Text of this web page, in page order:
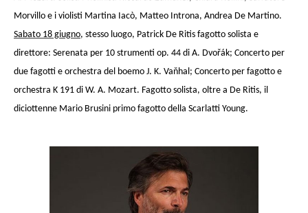
Morvillo e i violisti Martina Iacò, Matteo Introna, Andrea De Martino.
Sabato 18 giugno, stesso luogo, Patrick De Ritis fagotto solista e
direttore: Serenata per 10 strumenti op. 44 di A. Dvořák; Concerto per
due fagotti e orchestra del boemo J. K. Vaňhal; Concerto per fagotto e
orchestra K 191 di W. A. Mozart. Fagotto solista, oltre a De Ritis, il
diciottenne Mario Brusini primo fagotto della Scarlatti Young.